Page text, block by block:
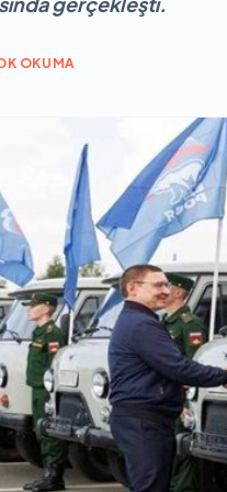
OKUMA